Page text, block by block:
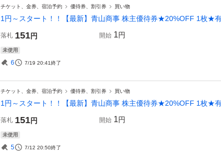
チケット、金券、宿泊予約 優待券、割引券 買い物
1円～スタート！！【最新】青山商事 株主優待券★20%OFF 1枚★
落札 151円 開始 1円
未使用
6 7/19 20:41終了
チケット、金券、宿泊予約 優待券、割引券 買い物
1円～スタート！！【最新】青山商事 株主優待券★20%OFF 1枚★
落札 151円 開始 1円
未使用
5 7/12 20:50終了